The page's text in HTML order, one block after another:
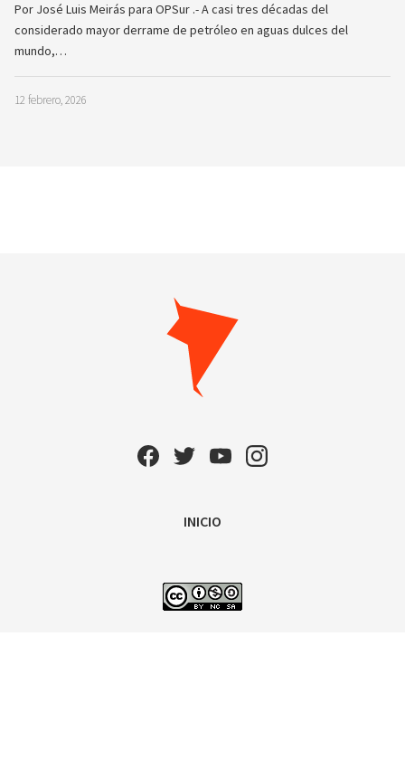
Por José Luis Meirás para OPSur .- A casi tres décadas del
considerado mayor derrame de petróleo en aguas dulces del
mundo,…
12 febrero, 2026
INICIO